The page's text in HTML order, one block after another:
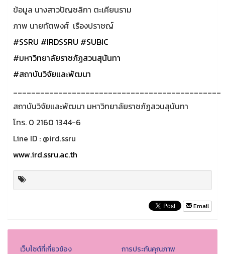
ข้อมูล นางสาวปัญชลิกา ตะเคียนราม
ภาพ นายทัตพงศ์ เรืองปราชญ์
#SSRU #IRDSSRU #SUBIC
#มหาวิทยาลัยราชภัฏสวนสุนันทา
#สถาบันวิจัยและพัฒนา
______________________________________________
สถาบันวิจัยและพัฒนา มหาวิทยาลัยราชภัฏสวนสุนันทา
โทร. 0 2160 1344-6
Line ID : @ird.ssru
www.ird.ssru.ac.th
Email
เว็บไซต์ที่เกี่ยวข้อง การประกันคุณภาพ